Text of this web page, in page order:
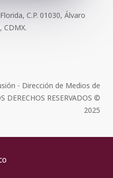
C.P. 01030, Álvaro
CDMX.
- Dirección de Medios de
RESERVADOS ©
2025